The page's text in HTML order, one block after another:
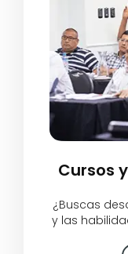
Cursos
¿Buscas
y las